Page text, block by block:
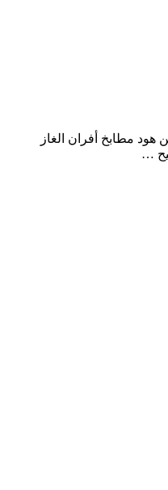
مطابخ أفران الغاز
…